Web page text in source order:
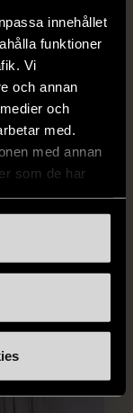
innehållet
funktioner
Vi
och annan
och
med.
med annan
som de har
1/5
Mönstrad topp